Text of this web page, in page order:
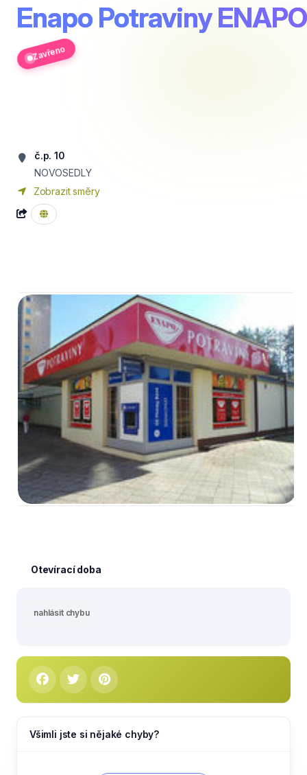
Enapo Potraviny
Zavřeno
č.p. 10
NOVOSEDLY
Zobrazit směry
Otevírací doba
nahlásit chybu
Všimli jste si nějaké chyby?